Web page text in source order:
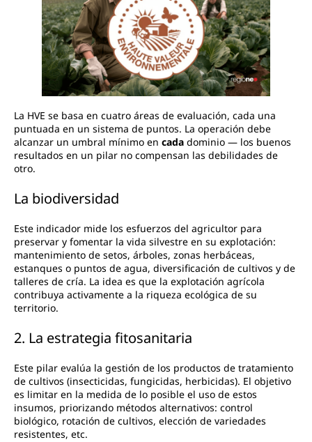
La HVE se basa en cuatro áreas de evaluación, cada una
puntuada en un sistema de puntos. La operación debe
alcanzar un umbral mínimo en cada dominio — los buenos
resultados en un pilar no compensan las debilidades de
otro.
La biodiversidad
Este indicador mide los esfuerzos del agricultor para
preservar y fomentar la vida silvestre en su explotación:
mantenimiento de setos, árboles, zonas herbáceas,
estanques o puntos de agua, diversificación de cultivos y de
talleres de cría. La idea es que la explotación agrícola
contribuya activamente a la riqueza ecológica de su
territorio.
2. La estrategia fitosanitaria
Este pilar evalúa la gestión de los productos de tratamiento
de cultivos (insecticidas, fungicidas, herbicidas). El objetivo
es limitar en la medida de lo posible el uso de estos
insumos, priorizando métodos alternativos: control
biológico, rotación de cultivos, elección de variedades
resistentes, etc.